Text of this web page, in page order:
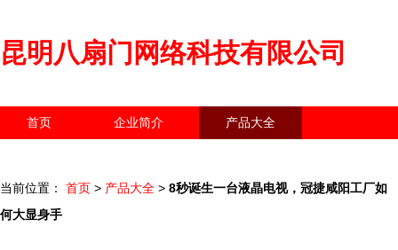
昆明八扇门网络科技有限公司
首页 企业简介 产品大全
当前位置： 首页 > 产品大全 > 8秒诞生一台液晶电视，冠捷咸阳工厂如
何大显身手